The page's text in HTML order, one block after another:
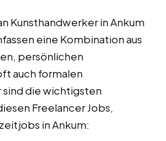
Kunsthandwerker in Ankum
eine Kombination aus
persönlichen
auch formalen
die wichtigsten
Freelancer Jobs,
in Ankum: